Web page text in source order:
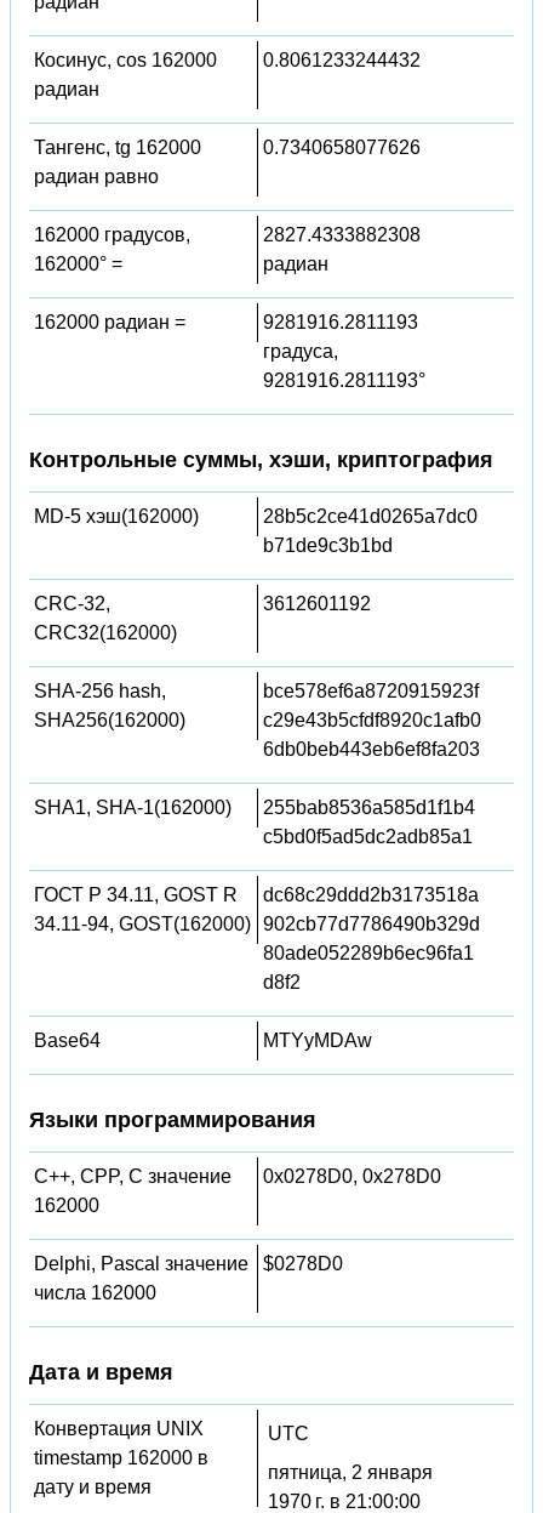
Косинус, cos 162000
радиан
0.8061233244432
Тангенс, tg 162000
радиан равно
0.7340658077626
162000 градусов,
162000° =
2827.4333882308
радиан
162000 радиан =
9281916.2811193
градуса,
9281916.2811193°
Контрольные суммы, хэши, криптография
MD-5 хэш(162000)
28b5c2ce41d0265a7dc0
b71de9c3b1bd
CRC-32,
CRC32(162000)
3612601192
SHA-256 hash,
SHA256(162000)
bce578ef6a8720915923f
c29e43b5cfdf8920c1afb0
6db0beb443eb6ef8fa203
SHA1, SHA-1(162000)
255bab8536a585d1f1b4
c5bd0f5ad5dc2adb85a1
ГОСТ Р 34.11, GOST R
34.11-94, GOST(162000)
dc68c29ddd2b3173518a
902cb77d7786490b329d
80ade052289b6ec96fa1
d8f2
Base64 MTYyMDAw
Языки программирования
C++, CPP, C значение
162000
0x0278D0, 0x278D0
Delphi, Pascal значение
числа 162000
$0278D0
Дата и время
Конвертация UNIX
timestamp 162000 в
дату и время
UTC
пятница, 2 января
1970 г. в 21:00:00